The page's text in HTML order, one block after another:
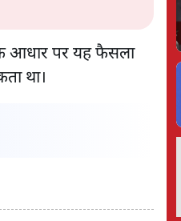
के आधार पर यह फैसला
था।